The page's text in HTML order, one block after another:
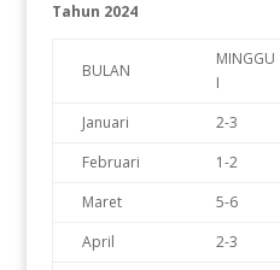
Tahun 2024
BULAN
MINGGU
I
Januari
2-3
Februari
1-2
Maret
5-6
April
2-3